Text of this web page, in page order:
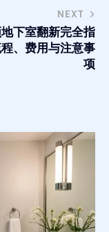
NEXT
下室翻新完全指
、费用与注意事
项